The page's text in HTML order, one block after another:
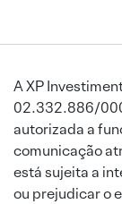
A XP
02.332.886/
autorizada a
comunicação
está sujeita a
ou prejudicar o